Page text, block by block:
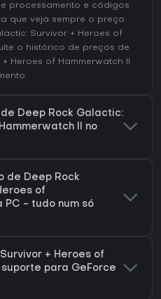
processamento e códigos
que veja sempre o preço
Survivor + Heroes of
o histórico de preços de
Heroes of Hammerwatch II
Deep Rock Galactic:
II no
de Deep Rock
of
PC - tudo num só
+ Heroes of
para GeForce